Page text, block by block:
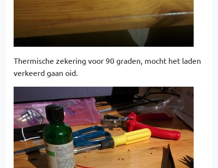
Thermische zekering voor 90 graden, mocht het laden
verkeerd gaan oid.